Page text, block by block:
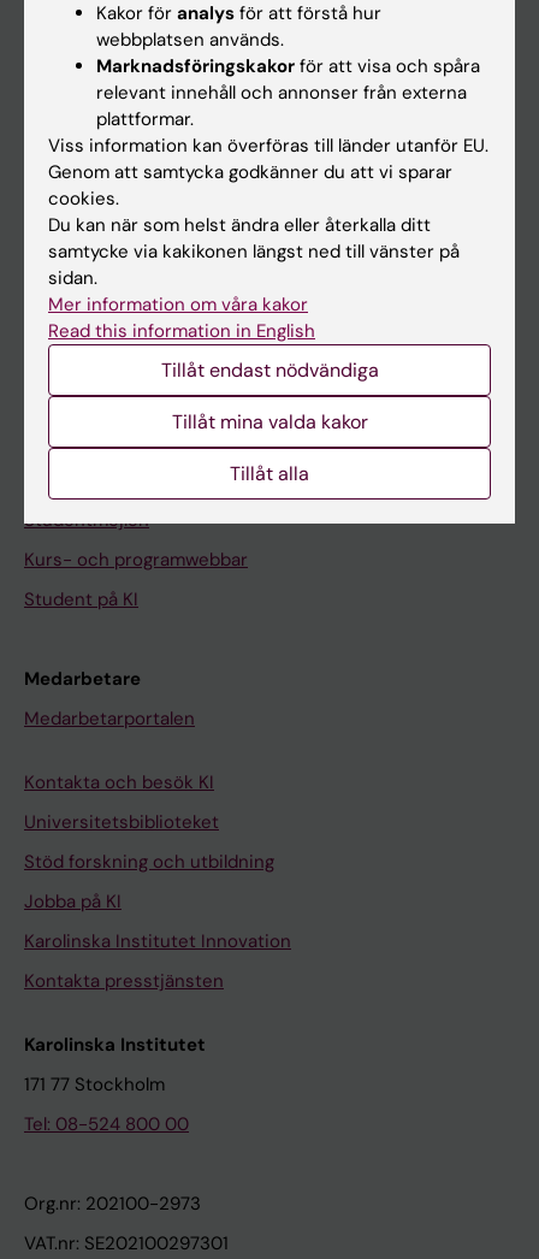
Utbildning
Forskarutbildning
Forskning
Om KI
På gång
Nyheter
Kalender
Ladok
Canvas
Studentmejlen
Kurs- och programwebbar
Student på KI
Medarbetare
Medarbetarportalen
Kontakta och besök KI
Universitetsbiblioteket
Stöd forskning och utbildning
Jobba på KI
Karolinska Institutet Innovation
Kontakta presstjänsten
Karolinska Institutet
171 77 Stockholm
Tel: 08-524 800 00
Org.nr: 202100-2973
VAT.nr: SE202100297301
Kakor för analys för att förstå hur
webbplatsen används.
Marknadsföringskakor för att visa och spåra
relevant innehåll och annonser från externa
plattformar.
Viss information kan överföras till länder utanför EU.
Genom att samtycka godkänner du att vi sparar
cookies.
Du kan när som helst ändra eller återkalla ditt
samtycke via kakikonen längst ned till vänster på
sidan.
Mer information om våra kakor
Read this information in English
Tillåt endast nödvändiga
Tillåt mina valda kakor
Tillåt alla